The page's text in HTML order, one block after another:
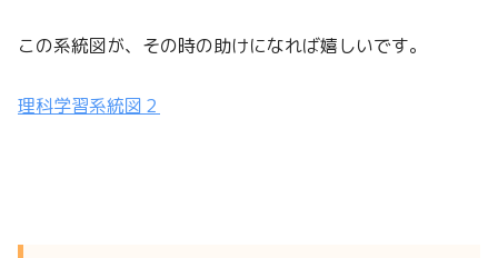
この系統図が、その時の助けになれば嬉しいです。
理科学習系統図２